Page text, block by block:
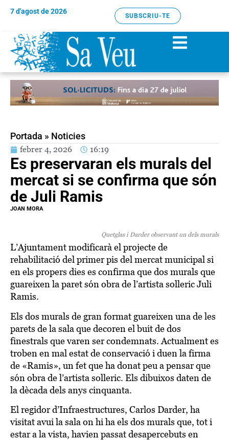
7 d'agost de 2026
SUBSCRIU-TE
Portada » Noticies
febrer 4, 2026 16:19
Es preservaran els murals del
mercat si se confirma que són
de Juli Ramis
JOAN MORA
Quetglas i Darder observant un dels murals
L’Ajuntament modificarà el projecte de
rehabilitació del primer pis del mercat municipal si
en els propers dies es confirma que dos murals que
guareixen la paret són obra de l’artista solleric Juli
Ramis.
Els dos murals de gran format guareixen una de les
parets de la sala que decoren el buit de dos
finestrals que varen ser condemnats. Actualment es
troben en mal estat de conservació i duen la firma
de «Ramis», un fet que ha donat peu a pensar que
són obra de l’artista solleric. Els dibuixos daten de
la dècada dels anys cinquanta.
El regidor d’Infraestructures, Carlos Darder, ha
visitat avui la sala on hi ha els dos murals que, tot i
estar a la vista, havien passat desapercebuts en